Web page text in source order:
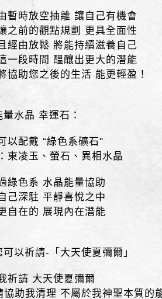
暫時放空抽離 讓自己有機會
之前的觀點規劃 更具全面性
經由放鬆 將能持續滋養自己
一段時間 醞釀出更大的潛能
協助您之後的生活 能更輕盈！
量水晶 幸運石：
以配戴 “綠色系礦石"
東凌玉、螢石、異相水晶
綠色系 水晶能量協助
己深駐 平靜喜悅之中
自在的 展現內在潛能
可以祈請-「大天使夏彌爾」
我祈請 大天使夏彌爾
協助我清理 不屬於我神聖本質的